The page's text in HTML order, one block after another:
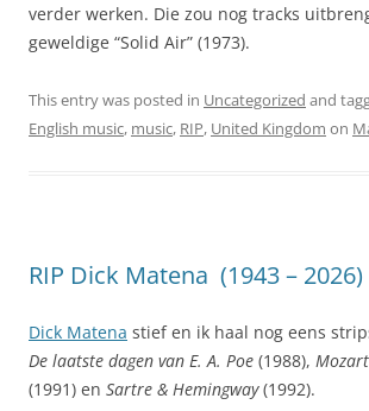
verder werken. Die zou nog tracks
geweldige “Solid Air” (1973).
This entry was posted in Uncategorized and
English music, music, RIP, United Kingdom on
RIP Dick Matena (1943 – 2026)
Dick Matena stief en ik haal nog eens
De laatste dagen van E. A. Poe (1988),
(1991) en Sartre & Hemingway(1992).